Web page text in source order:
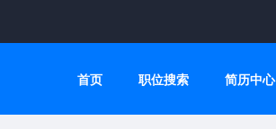
首页 职位搜索 简历中心